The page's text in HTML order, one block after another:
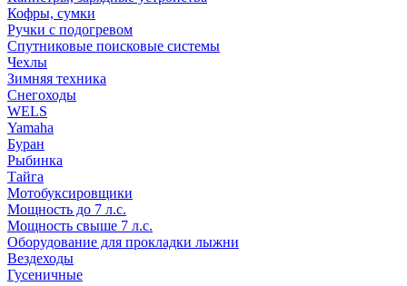
Кофры, сумки
Ручки с подогревом
Спутниковые поисковые системы
Чехлы
Зимняя техника
Снегоходы
WELS
Yamaha
Буран
Рыбинка
Тайга
Мотобуксировщики
Мощность до 7 л.с.
Мощность свыше 7 л.с.
Оборудование для прокладки лыжни
Вездеходы
Гусеничные